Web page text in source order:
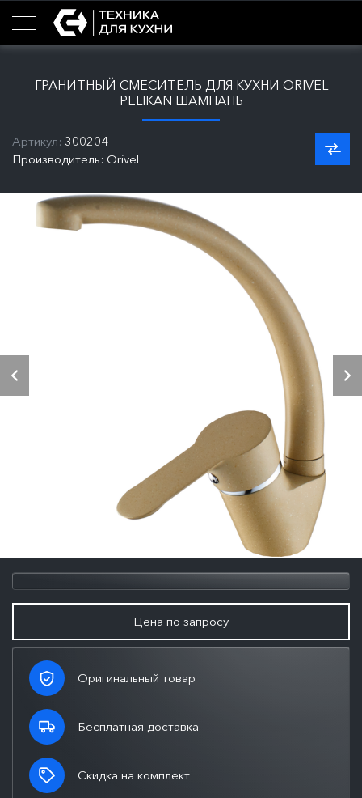
ГРАНИТНЫЙ СМЕСИТЕЛЬ ДЛЯ КУХНИ ORIVEL
PELIKAN ШАМПАНЬ
Артикул: 300204
Производитель: Orivel
Цена по запросу
Оригинальный товар
Бесплатная доставка
Скидка на комплект